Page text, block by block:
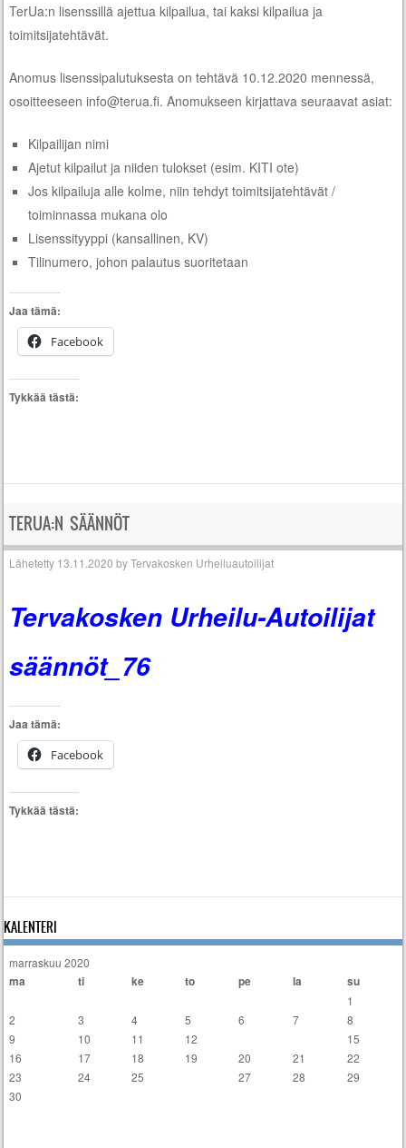
TerUa:n lisenssillä ajettua kilpailua, tai kaksi kilpailua ja
toimitsijatehtävät.
Anomus lisenssipalutuksesta on tehtävä 10.12.2020 mennessä,
osoitteeseen info@terua.fi. Anomukseen kirjattava seuraavat asiat:
Kilpailijan nimi
Ajetut kilpailut ja niiden tulokset (esim. KITI ote)
Jos kilpailuja alle kolme, niin tehdyt toimitsijatehtävät /
toiminnassa mukana olo
Lisenssityyppi (kansallinen, KV)
Tilinumero, johon palautus suoritetaan
Jaa tämä:
Facebook
Tykkää tästä:
TERUA:N SÄÄNNÖT
Lähetetty 13.11.2020 byTervakosken Urheiluautoilijat
Tervakosken Urheilu-Autoilijat
säännöt_76
Jaa tämä:
Facebook
Tykkää tästä:
KALENTERI
marraskuu 2020
ma ti ke to pe la su
1
2
3 4 5 6 7
8
9
10 11 12
15
16
17 18 19 20 21
22
23
24 25 27 28
29
30